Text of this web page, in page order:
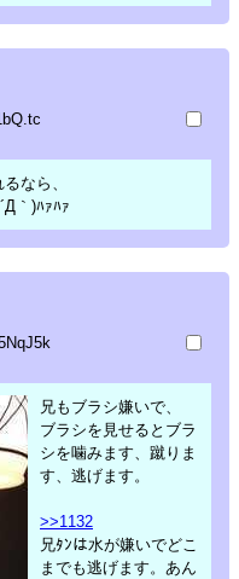
なら、
｀)ﾊｧﾊｧ
兄もブラシ嫌いで、
ブラシを見せるとブラ
シを噛みます、蹴りま
す、逃げます。
>>1132
兄ﾀﾝは水が嫌いでどこ
までも逃げます。あん